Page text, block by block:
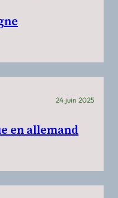
24 juin 2025
en allemand